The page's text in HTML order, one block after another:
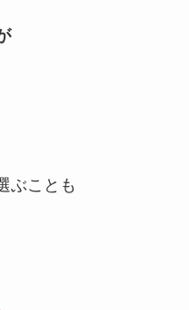
ぶことも